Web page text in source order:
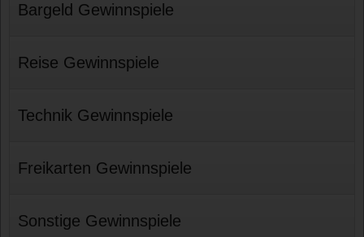
Bargeld Gewinnspiele
Reise Gewinnspiele
Technik Gewinnspiele
Freikarten Gewinnspiele
Sonstige Gewinnspiele